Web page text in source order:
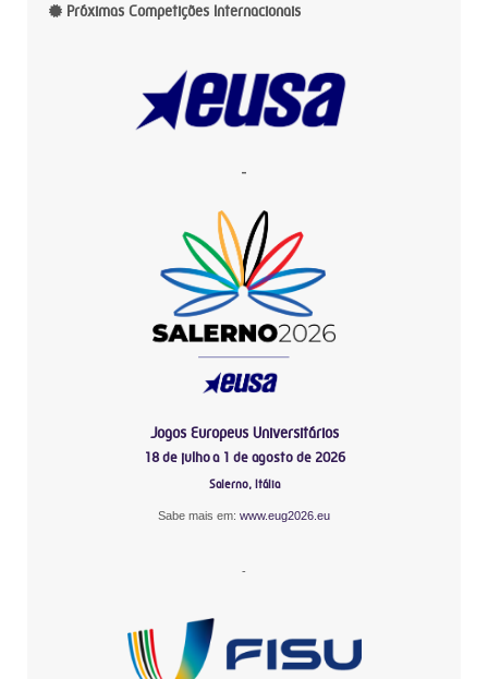
Próximas Competições Internacionais
-
Jogos Europeus Universitários
18 de julho a 1 de agosto de 2026
Salerno, Itália
Sabe mais em: www.eug2026.eu
-